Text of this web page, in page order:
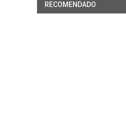
RECOMENDADO